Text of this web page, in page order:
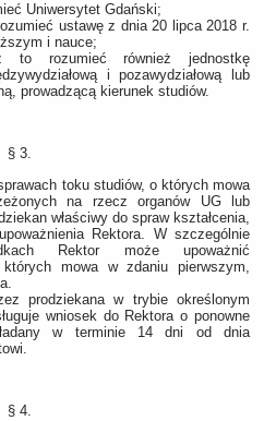
Uniwersytet Gdański;
ustawę z dnia 20 lipca 2018 r.
i nauce;
to rozumieć również jednostkę
i pozawydziałową lub
prowadzącą kierunek studiów.
§ 3.
toku studiów, o których mowa
na rzecz organów UG lub
właściwy do spraw kształcenia,
Rektora. W szczególnie
Rektor może upoważnić
mowa w zdaniu pierwszym,
prodziekana w trybie określonym
wniosek do Rektora o ponowne
w terminie 14 dni od dnia
§ 4.